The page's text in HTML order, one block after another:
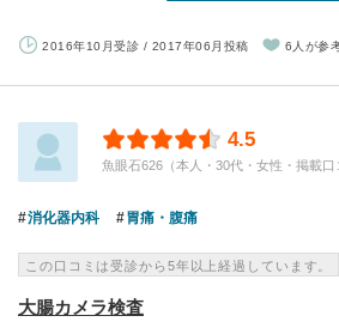
2016年10月受診 / 2017年06月投稿 6人が参
4.5
魚眼石626（本人・30代・女性・掲載口
消化器内科 胃痛・腹痛
この口コミは受診から5年以上経過しています。
大腸カメラ検査